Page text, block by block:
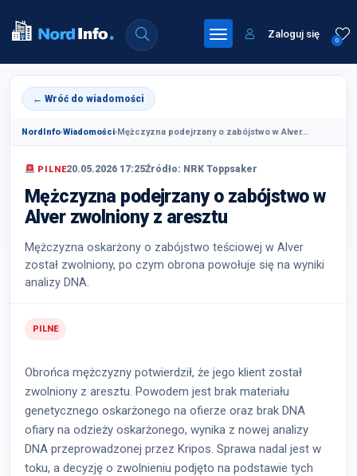
0
Zaloguj się
← Wróć do wiadomości
NordInfo›Wiadomości›Mężczyzna podejrzany o zabójstwo w Alver...
PILNE20.05.2026 17:25Źródło: NRK Toppsaker
Mężczyzna podejrzany o zabójstwo w
Alver zwolniony z aresztu
Mężczyzna oskarżony o zabójstwo teściowej w Alver
został zwolniony, po czym obrona powołuje się na wyniki
analizy DNA.
PILNE
Obrońca mężczyzny potwierdził, że jego klient został
zwolniony z aresztu. Powodem jest brak materiału
genetycznego oskarżonego na ofierze oraz brak DNA
ofiary na odzieży oskarżonego, wynika z nowej analizy
DNA przeprowadzonej przez Kripos. Sprawa nadal jest w
toku, a decyzję o zwolnieniu podjęto na podstawie tych